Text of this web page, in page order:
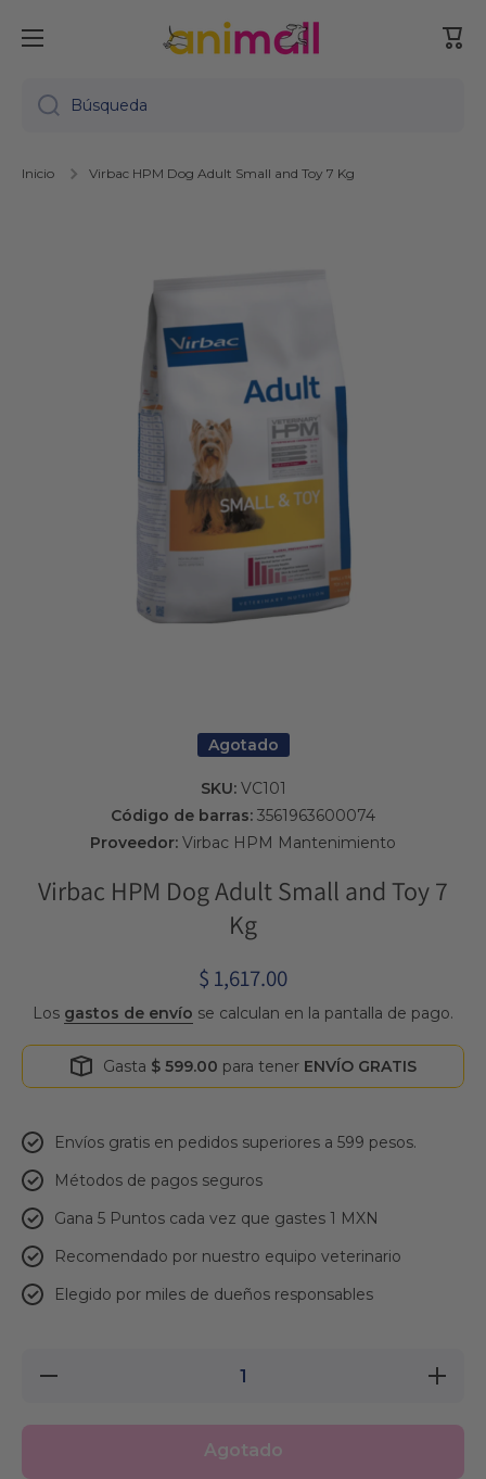
Ir directamente al contenido
Búsqueda
Inicio Virbac HPM Dog Adult Small and Toy 7 Kg
Agotado
SKU: VC101
Código de barras: 3561963600074
Proveedor: Virbac HPM Mantenimiento
Virbac HPM Dog Adult Small and Toy 7
Kg
$ 1,617.00
Los gastos de envío se calculan en la pantalla de pago.
Gasta $ 599.00 para tener ENVÍO GRATIS
Envíos gratis en pedidos superiores a 599 pesos.
Métodos de pagos seguros
Gana 5 Puntos cada vez que gastes 1 MXN
Recomendado por nuestro equipo veterinario
Elegido por miles de dueños responsables
Reducir
Aumentar
cantidad
Agotado